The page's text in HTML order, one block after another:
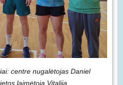
centre nugalėtojas Daniel
laimėtoja Vitalija